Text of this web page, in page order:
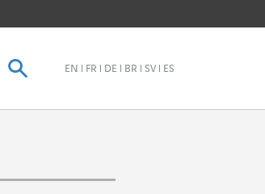
EN FR DE BR SV ES
Sök